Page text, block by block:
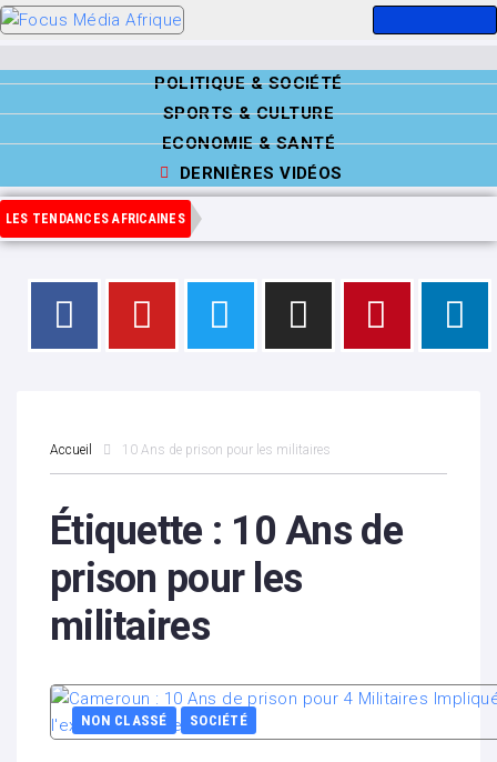
POLITIQUE & SOCIÉTÉ
SPORTS & CULTURE
ECONOMIE & SANTÉ
DERNIÈRES VIDÉOS
LES TENDANCES AFRICAINES
Accueil 10 Ans de prison pour les militaires
Étiquette : 10 Ans de
prison pour les
militaires
NON CLASSÉ SOCIÉTÉ